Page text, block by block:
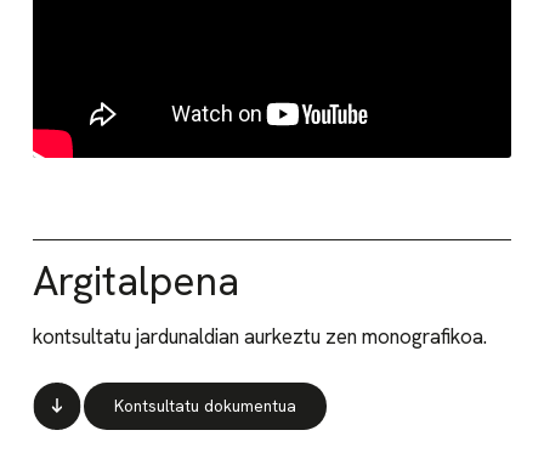
Argitalpena
kontsultatu jardunaldian aurkeztu zen monografikoa.
Kontsultatu dokumentua